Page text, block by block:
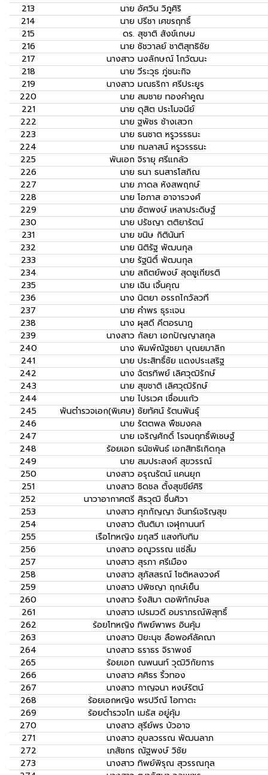
213
นาย อัศวิน วิภูศิริ
214
นาย ปรีชา เศขรฤทธิ์
215
ดร. สุชาติ สังข์เกษม
216
นาย ชัชวาลย์ ชาติสุทธิชัย
217
นางสาว นงลักษณ์ โกวัฒนะ
218
นาย วีระวุธ ภู่ชนะกิจ
219
นางสาว มณธริกา ศรีประยูร
220
นาย สมชาย ทองคำคูณ
221
นาย ดุสิต ประโมจนีย์
222
นาย ฐพัชร ช้างเสวก
223
นาย ธนชาต หรูวรรธนะ
224
นาย กมลาสน์ หรูวรรธนะ
225
พันเอก จิรายุ ศรีแกล้ว
226
นาย ธนา ธนสารโสภิณ
227
นาย ภาดล หังสพฤกษ์
228
นาย โอภาส อาจารวงศ์
229
นาย อัตพงษ์ เหลาประดิษฐ์
230
นาย ปรัชญา ตติยารัตน์
231
นาย ขนิษ กิตินันท์
232
นาย นิติรัฐ พัฒนกุล
233
นาย รัฐนิติ์ พัฒนกุล
234
นาย สถิตย์พงษ์ สุดชูเกียรติ
235
นาย เฉิน เจิ้นคุณ
236
นาง นิตยา อรรถไกวัลวที
237
นาย คำพร ธุระเจน
238
นาง ผุสดี คีตอรนาฎ
239
นางสาว กัลยา เอกปัญญาสกุล
240
นาง พิมพ์ณัฐชยา บุณยมาลิก
241
นาย ประสิทธิ์ชัย แดงประเสริฐ
242
นาง ฉัตรทิพย์ เลิศวุฒิรักษ์
243
นาย สุขชาติ เลิศวุฒิรักษ์
244
นาย ไปรเวศ เชื่อมแก้ว
245
พันตำรวจเอก(พิเศษ) ชัยทัศน์ รัตนพันธุ์
246
นาย รัตตพล พืชมงคล
247
นาย เจริญศักดิ์ โรจนฤทธิ์พิเชษฐ์
248
ร้อยเอก ธนัชพันธ์ เอกสิทธิเกิดกุล
249
นาย สมประสงค์ สุขวรรณ์
250
นางสาว อรุณรัตน์ แคนยุก
251
นางสาว ชิดชล ตั้งสุขขีย์ศิริ
252
นาวาอากาศตรี สิรวุฒิ ชื่นศิวา
253
นางสาว ศุภกัญญา จันทร์เจริญสุข
254
นางสาว ตันติมา เจฬุกานนท์
255
เรือโทหญิง ฆฤสวี แสงทับทิม
256
นางสาว อณูวรรณ แซ่ลิ้ม
257
นางสาว สุรภา ศรีเมือง
258
นางสาว สุภัสสรณ์ โชติหลงวงศ์
259
นางสาว ปพิชญา ฤกษ์เย็น
260
นางสาว รังสิมา ตอพิทักษ์ชล
261
นางสาว เปรมวดี อมราภรณ์พิสุทธิ์
262
ร้อยโทหญิง ทิพย์พาพร อินคุ้ม
263
นางสาว ปิยะนุช ลือพอศ์ลัคณา
264
นางสาว ธราธร จิราพงช์
265
ร้อยเอก ณพนนท์ วุฒิวิกัยการ
266
นางสาว ศศิธร ริ้วทอง
267
นางสาว กาญจนา หงษ์รัตน์
268
ร้อยเอกหญิง พรปวีณ์ โอทาตะ
269
ร้อยตำรวจโท เมธัส อยู่คุ้ม
270
นางสาว สุรีย์พร บัวอาจ
271
นางสาว อุบลวรรณ พัฒนลาภ
272
เภสัชกร ณัฐพงษ์ วิชัย
273
นางสาว ทิพย์พิรุณ สุวรรณกุล